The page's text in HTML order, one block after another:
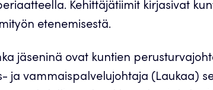
Kehittäjätiimit kirjasivat
etenemisestä.
jäseninä ovat kuntien
ja vammaispalvelujohtaja (Laukaa)